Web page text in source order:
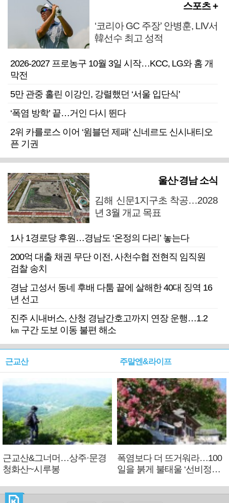
스포츠 +
‘코리아 GC 주장’ 안병훈, LIV서
韓선수 최고 성적
2026-2027 프로농구 10월 3일 시작…KCC, LG와 홈 개
막전
5만 관중 홀린 이강인, 강렬했던 ‘서울 입단식’
‘폭염 방학’ 끝…거인 다시 뛴다
2위 카를로스 이어 ‘윔블던 제패’ 신네르도 신시내티오
픈 기권
울산·경남 소식
김해 신문1지구초 착공…2028
년 3월 개교 목표
1사 1경로당 후원…경남도 ‘온정의 다리’ 놓는다
200억 대출 채권 무단 이전, 사천수협 전현직 임직원
검찰 송치
경남 고성서 동네 후배 다툼 끝에 살해한 40대 징역 16
년 선고
진주 시내버스, 산청 경남간호고까지 연장 운행…1.2
㎞ 구간 도보 이동 불편 해소
근교산
근교산&그너머…상주·문경
청화산~시루봉
주말엔&라이프
폭염보다 더 뜨거워라…100
일을 붉게 불태울 ‘선비정신’